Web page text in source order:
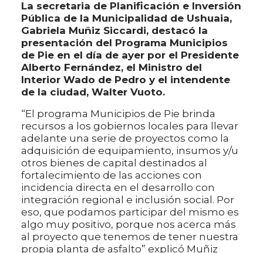
La secretaria de Planificación e Inversión
Pública de la Municipalidad de Ushuaia,
Gabriela Muñiz Siccardi, destacó la
presentación del Programa Municipios
de Pie en el día de ayer por el Presidente
Alberto Fernández, el Ministro del
Interior Wado de Pedro y el intendente
de la ciudad, Walter Vuoto.
“El programa Municipios de Pie brinda
recursos a los gobiernos locales para llevar
adelante una serie de proyectos como la
adquisición de equipamiento, insumos y/u
otros bienes de capital destinados al
fortalecimiento de las acciones con
incidencia directa en el desarrollo con
integración regional e inclusión social. Por
eso, que podamos participar del mismo es
algo muy positivo, porque nos acerca más
al proyecto que tenemos de tener nuestra
propia planta de asfalto” explicó Muñiz